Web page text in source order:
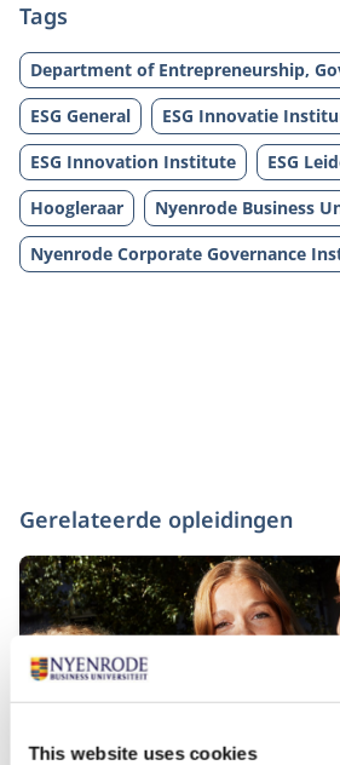
This website uses cookies
Tags
Department of Entrepreneurship,
ESG General
ESG Innovatie
ESG Innovation Institute
ESG
Hoogleraar
Nyenrode Business
Nyenrode Corporate Governance
Gerelateerde opleidingen